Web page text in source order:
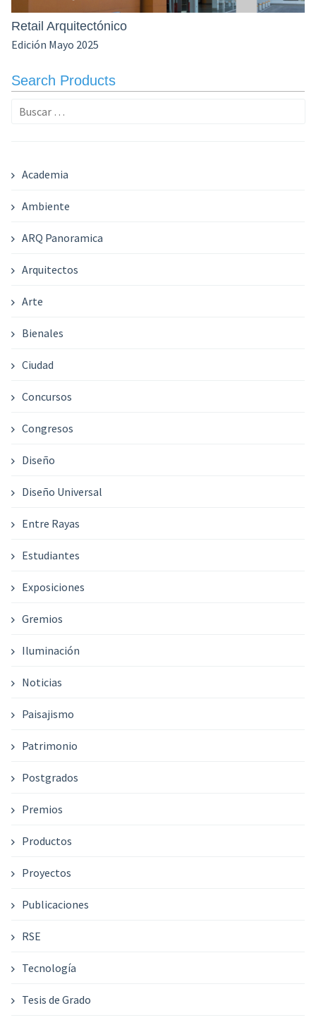
Retail Arquitectónico
Edición Mayo 2025
Search Products
Buscar:
Academia
Ambiente
ARQ Panoramica
Arquitectos
Arte
Bienales
Ciudad
Concursos
Congresos
Diseño
Diseño Universal
Entre Rayas
Estudiantes
Exposiciones
Gremios
Iluminación
Noticias
Paisajismo
Patrimonio
Postgrados
Premios
Productos
Proyectos
Publicaciones
RSE
Tecnología
Tesis de Grado